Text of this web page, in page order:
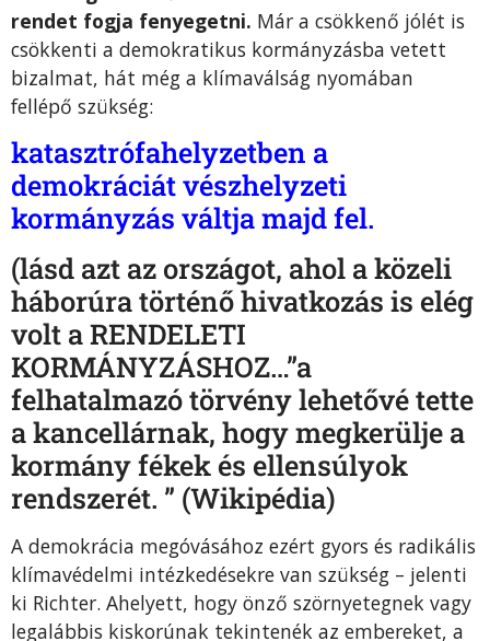
rendet fogja fenyegetni. Már a csökkenő jólét is
csökkenti a demokratikus kormányzásba vetett
bizalmat, hát még a klímaválság nyomában
fellépő szükség:
katasztrófahelyzetben a
demokráciát vészhelyzeti
kormányzás váltja majd fel.
(lásd azt az országot, ahol a közeli
háborúra történő hivatkozás is elég
volt a RENDELETI
KORMÁNYZÁSHOZ…”a
felhatalmazó törvény lehetővé tette
a kancellárnak, hogy megkerülje a
kormány fékek és ellensúlyok
rendszerét. ” (Wikipédia)
A demokrácia megóvásához ezért gyors és radikális
klímavédelmi intézkedésekre van szükség – jelenti
ki Richter. Ahelyett, hogy önző szörnyetegnek vagy
legalábbis kiskorúnak tekintenék az embereket, a